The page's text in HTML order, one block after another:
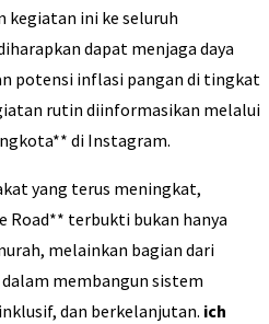
kegiatan ini ke seluruh
dapat menjaga daya
potensi inflasi pangan di tingkat
rutin diinformasikan melalui
di Instagram.
yang terus meningkat,
Road** terbukti bukan hanya
melainkan bagian dari
membangun sistem
dan berkelanjutan. ich